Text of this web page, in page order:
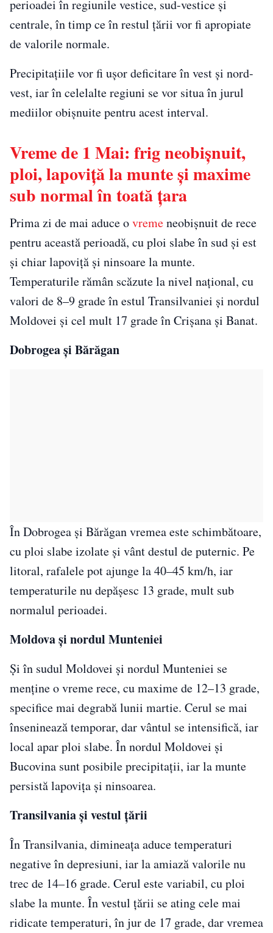
perioadei în regiunile vestice, sud-vestice și
centrale, în timp ce în restul țării vor fi apropiate
de valorile normale.
Precipitațiile vor fi ușor deficitare în vest și nord-
vest, iar în celelalte regiuni se vor situa în jurul
mediilor obișnuite pentru acest interval.
Vreme de 1 Mai: frig neobișnuit,
ploi, lapoviță la munte și maxime
sub normal în toată țara
Prima zi de mai aduce ovremeneobișnuit de rece
pentru această perioadă, cu ploi slabe în sud și est
și chiar lapoviță și ninsoare la munte.
Temperaturile rămân scăzute la nivel național, cu
valori de 8–9 grade în estul Transilvaniei și nordul
Moldovei și cel mult 17 grade în Crișana și Banat.
Dobrogea și Bărăgan
În Dobrogea și Bărăgan vremea este schimbătoare,
cu ploi slabe izolate și vânt destul de puternic. Pe
litoral, rafalele pot ajunge la 40–45 km/h, iar
temperaturile nu depășesc 13 grade, mult sub
normalul perioadei.
Moldova și nordul Munteniei
Și în sudul Moldovei și nordul Munteniei se
menține o vreme rece, cu maxime de 12–13 grade,
specifice mai degrabă lunii martie. Cerul se mai
înseninează temporar, dar vântul se intensifică, iar
local apar ploi slabe. În nordul Moldovei și
Bucovina sunt posibile precipitații, iar la munte
persistă lapovița și ninsoarea.
Transilvania și vestul țării
În Transilvania, dimineața aduce temperaturi
negative în depresiuni, iar la amiază valorile nu
trec de 14–16 grade. Cerul este variabil, cu ploi
slabe la munte. În vestul țării se ating cele mai
ridicate temperaturi, în jur de 17 grade, dar vremea